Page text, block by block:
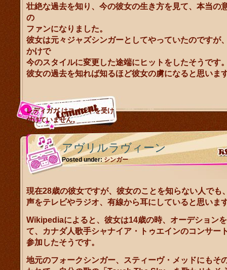
壮絶な過去を知り、今の彼女の生き方を見て、本当の
の
ファンになりました。
彼女は元々ジャズシンガーとしてやっていたのですが
かけで
今のスタイルに変更した途端にヒットをしたそうです
彼女の過去を知れば知るほど彼女の虜になると思いま
レディガガ はコメントを受け
付けていません。
アヴリルラヴィーン
Posted under: シンガー
現在28歳の彼女ですが、彼女のことを知らない人でも
声をテレビやラジオ、有線から耳にしていると思いま
Wikipediaによると、彼女は14歳の時、オーデション
て、カナダ人歌手シャナイア・トゥエインのコンサー
参加したそうです。
地元のフォークシンガー、スティーヴ・メッドにもそ